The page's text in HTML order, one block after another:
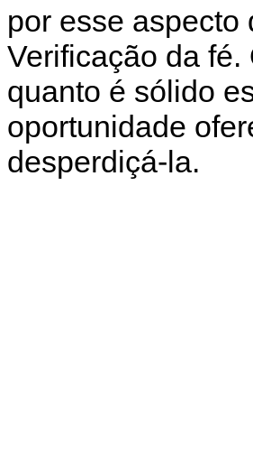
por esse aspecto
Verificação da
quanto é sólido
oportunidade
desperdiçá-la.